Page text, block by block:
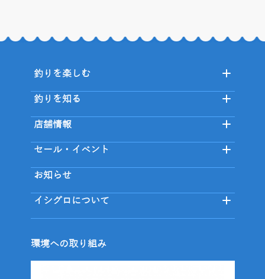
釣りを楽しむ
釣りを知る
店舗情報
セール・イベント
お知らせ
イシグロについて
環境への取り組み